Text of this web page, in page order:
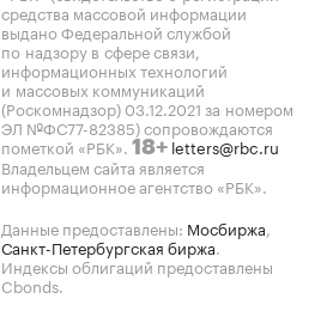
средства массовой информации
выдано Федеральной службой
по надзору в сфере связи,
информационных технологий
и массовых коммуникаций
(Роскомнадзор) 03.12.2021 за номером
ЭЛ №ФС77-82385) сопровождаются
пометкой «РБК». 18+ letters@rbc.ru
Владельцем сайта является
информационное агентство «РБК».
Данные предоставлены: Мосбиржа,
Санкт-Петербургская биржа.
Индексы облигаций предоставлены
Cbonds.